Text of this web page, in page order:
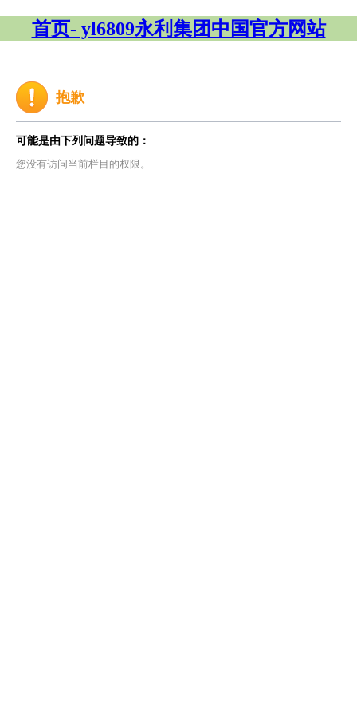
首页- yl6809永利集团中国官方网站
抱歉
可能是由下列问题导致的：
您没有访问当前栏目的权限。